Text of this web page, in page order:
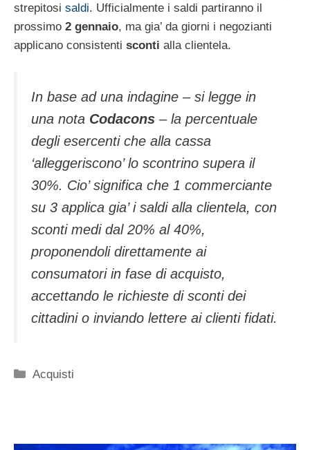
strepitosi saldi. Ufficialmente i saldi partiranno il
prossimo 2 gennaio, ma gia’ da giorni i negozianti
applicano consistenti sconti alla clientela.
In base ad una indagine – si legge in
una nota Codacons – la percentuale
degli esercenti che alla cassa
‘alleggeriscono’ lo scontrino supera il
30%. Cio’ significa che 1 commerciante
su 3 applica gia’ i saldi alla clientela, con
sconti medi dal 20% al 40%,
proponendoli direttamente ai
consumatori in fase di acquisto,
accettando le richieste di sconti dei
cittadini o inviando lettere ai clienti fidati.
Categorie
Acquisti